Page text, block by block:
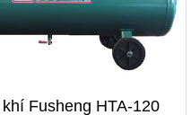
Fusheng HTA-120